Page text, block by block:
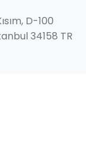
D-100
34158 TR